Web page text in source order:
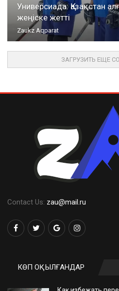
Универсиада: Қазақстан
жеңіске жетті
Zaukz Aqparat
ЗАГРУЗИТЬ ЕЩЕ
Contact Us: zau@mail.ru
КӨП ОҚЫЛҒАНДАР